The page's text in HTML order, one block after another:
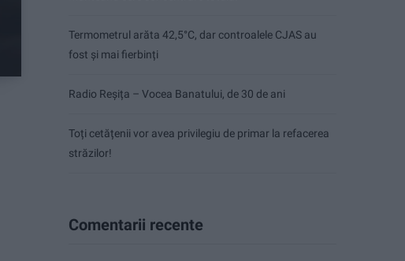
Termometrul arăta 42,5°C, dar controalele CJAS au
fost și mai fierbinți
Radio Reșița – Vocea Banatului, de 30 de ani
Toți cetățenii vor avea privilegiu de primar la refacerea
străzilor!
Comentarii recente